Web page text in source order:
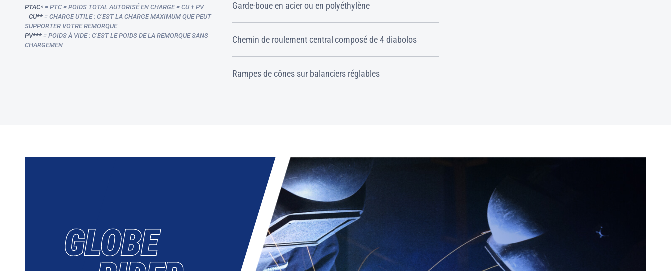
PTAC* = PTC = POIDS TOTAL AUTORISÉ EN CHARGE = CU + PV
CU** = CHARGE UTILE : C’EST LA CHARGE MAXIMUM QUE PEUT
SUPPORTER VOTRE REMORQUE
PV*** = POIDS À VIDE : C’EST LE POIDS DE LA REMORQUE SANS
CHARGEMEN
Garde-boue en acier ou en polyéthylène
Chemin de roulement central composé de 4 diabolos
Rampes de cônes sur balanciers réglables